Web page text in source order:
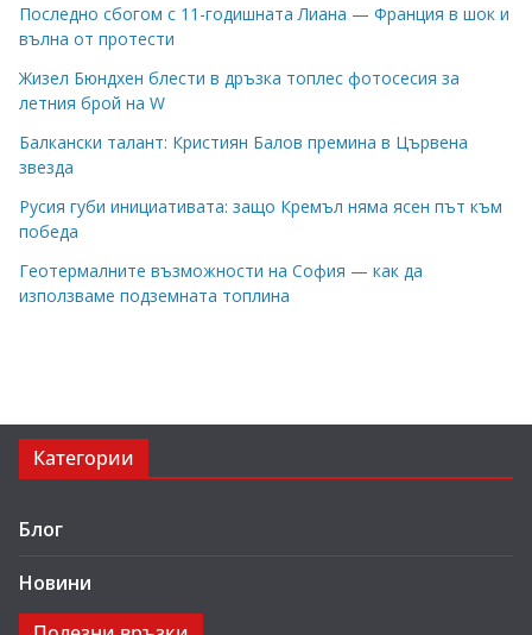
Последно сбогом с 11-годишната Лиана — Франция в шок и
вълна от протести
Жизел Бюндхен блести в дръзка топлес фотосесия за
летния брой на W
Балкански талант: Кристиян Балов премина в Цървена
звезда
Русия губи инициативата: защо Кремъл няма ясен път към
победа
Геотермалните възможности на София — как да
използваме подземната топлина
Категории
Блог
Новини